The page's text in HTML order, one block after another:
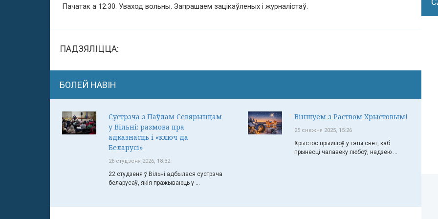
Пачатак а 12:30. Уваход вольны. Запрашаем зацікаўленых і журналістаў.
ПАДЗЯЛІЦЦА:
БОЛЕЙ НАВІН
Сустрэча з Паўлам Севярынцам
у Вільні: размова пра
адказнасць і «ключ да
Беларусі»
26 студзеня 2026, 18:32
22 студзеня ў Вільні адбылася сустрэча
беларусаў, якія пражываюць у ...
Віншуем з Раством Хрыстовым!
25 снежня 2025, 15:26
Хрыстос прыйшоў у гэты свет, каб
прынесці чалавеку любоў, надзею ...